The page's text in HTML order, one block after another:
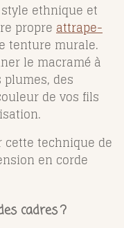
ethnique et
propre attrape-
tenture murale.
le macramé à
des
de vos fils
cette technique de
en corde
cadres ?